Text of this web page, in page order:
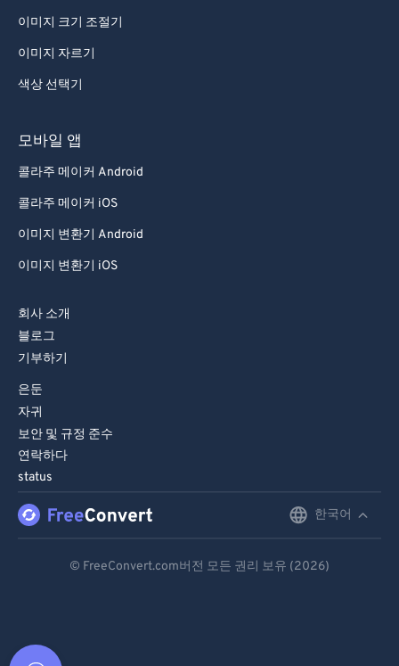
이미지 크기 조절기
이미지 자르기
색상 선택기
모바일 앱
콜라주 메이커 Android
콜라주 메이커 iOS
이미지 변환기 Android
이미지 변환기 iOS
회사 소개
블로그
기부하기
은둔
자귀
보안 및 규정 준수
연락하다
status
한국어
© FreeConvert.com버전 모든 권리 보유 (2026)